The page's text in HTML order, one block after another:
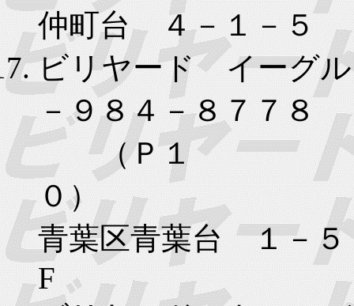
仲町台 ４－１－５
ビリヤード イーグ
－９８４－８７７８
（Ｐ１
０）
青葉区青葉台 １－
F